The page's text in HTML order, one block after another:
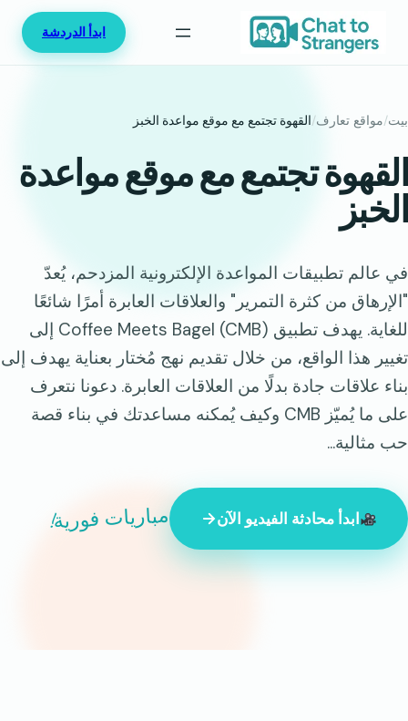
ابدأ الدردشة
بيت/مواقع تعارف/القهوة تجتمع مع موقع مواعدة الخبز
القهوة تجتمع مع موقع مواعدة
الخبز
في عالم تطبيقات المواعدة الإلكترونية المزدحم، يُعدّ
"الإرهاق من كثرة التمرير" والعلاقات العابرة أمرًا شائعًا
للغاية. يهدف تطبيق Coffee Meets Bagel (CMB) إلى
تغيير هذا الواقع، من خلال تقديم نهج مُختار بعناية يهدف إلى
بناء علاقات جادة بدلًا من العلاقات العابرة. دعونا نتعرف
على ما يُميّز CMB وكيف يُمكنه مساعدتك في بناء قصة
حب مثالية...
ابدأ محادثة الفيديو الآن مباريات فورية!